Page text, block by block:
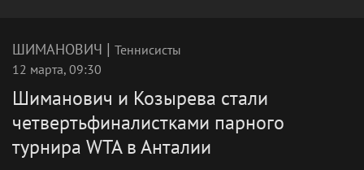
ШИМАНОВИЧ | Теннисисты
12 марта, 09:30
Шиманович и Козырева стали
четвертьфиналистками парного
турнира WTA в Анталии